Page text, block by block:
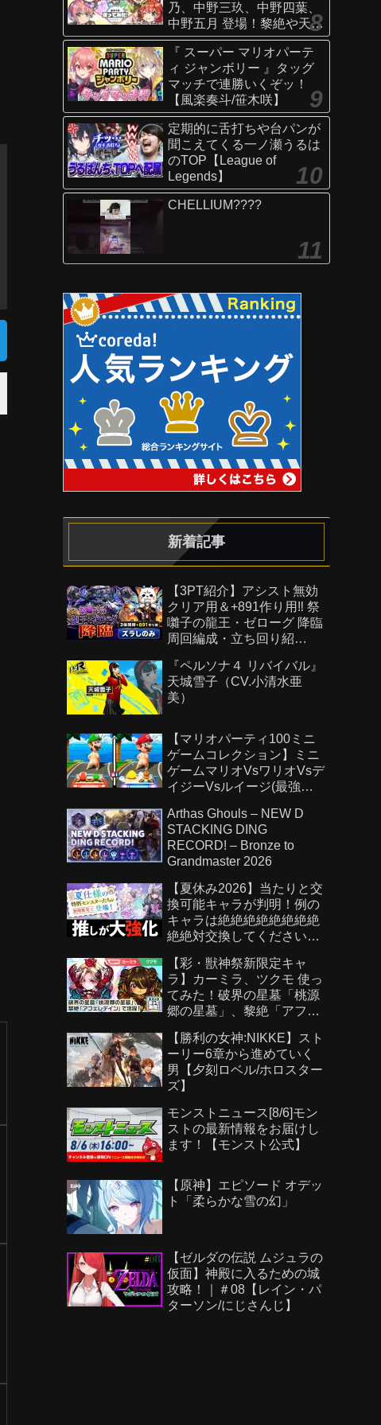
乃、中野三玖、中野四葉、
中野五月 登場！黎絶や天魔
の孤城〜空中庭園〜などで
活躍！オリジナルSSにも注
目！【新キャラ使ってみた
｜モンスト公式】
『 スーパー マリオパーテ
ィ ジャンボリー 』タッグ
マッチで連勝いくぞッ！
【風楽奏斗/笹木咲】
定期的に舌打ちや台パンが
聞こえてくる一ノ瀬うるは
のTOP【League of
Legends】
CHELLIUM????
新着記事
【3PT紹介】アシスト無効
クリア用＆+891作り用‼️ 祭
囃子の龍王・ゼローグ 降臨
周回編成・立ち回り紹
ドラゴンズ】
『ペルソナ４ リバイバル』
天城雪子（CV.小清水亜
美）
【マリオパーティ100ミニ
ゲームコレクション】ミニ
ゲームマリオVsワリオVsデ
イジーVsルイージ(最強
Arthas Ghouls – NEW D
STACKING DING
RECORD! – Bronze to
Grandmaster 2026
【夏休み2026】当たりと交
換可能キャラが判明！例の
キャラは絶絶絶絶絶絶絶絶
絶絶対交換してください！
【彩・獣神祭新限定キャ
ラ】カーミラ、ツクモ 使っ
てみた！破界の星墓「桃源
郷の星墓」、黎絶「アフェ
ショットスキル、アシスト
スキルに注目！【新キャラ
使ってみた｜モンスト公
式】
【勝利の女神:NIKKE】スト
ーリー6章から進めていく
男【夕刻ロベル/ホロスター
ズ】
モンストニュース[8/6]モン
ストの最新情報をお届けし
ます！【モンスト公式】
【原神】エピソード オデッ
ト「柔らかな雪の幻」
【ゼルダの伝説 ムジュラの
仮面】神殿に入るための城
攻略！｜＃08【レイン・パ
ターソン/にじさんじ】